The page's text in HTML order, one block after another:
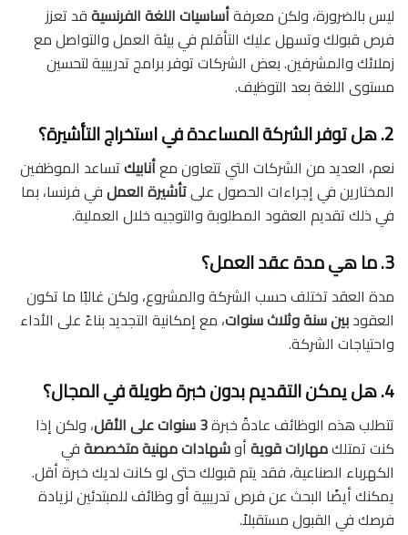
ليس بالضرورة، ولكن معرفةأساسيات اللغة الفرنسيةقد تعزز
فرص قبولك وتسهل عليك التأقلم في بيئة العمل والتواصل مع
زملائك والمشرفين. بعض الشركات توفر برامج تدريبية لتحسين
مستوى اللغة بعد التوظيف.
2. هل توفر الشركة المساعدة في استخراج التأشيرة؟
نعم، العديد من الشركات التي تتعاون معأنابيكتساعد الموظفين
المختارين في إجراءات الحصول علىتأشيرة العملفي فرنسا، بما
في ذلك تقديم العقود المطلوبة والتوجيه خلال العملية.
3. ما هي مدة عقد العمل؟
مدة العقد تختلف حسب الشركة والمشروع، ولكن غالبًا ما تكون
العقودبين سنة وثلاث سنوات، مع إمكانية التجديد بناءً على الأداء
واحتياجات الشركة.
4. هل يمكن التقديم بدون خبرة طويلة في المجال؟
تتطلب هذه الوظائف عادةً خبرة3 سنوات على الأقل
، ولكن إذا
كنت تمتلكمهارات قويةأوشهادات مهنية متخصصةفي
الكهرباء الصناعية، فقد يتم قبولك حتى لو كانت لديك خبرة أقل.
يمكنك أيضًا البحث عن فرص تدريبية أو وظائف للمبتدئين لزيادة
فرصك في القبول مستقبلاً.